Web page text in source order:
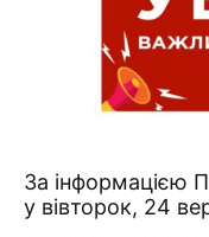
За інформацією
у вівторок, 24